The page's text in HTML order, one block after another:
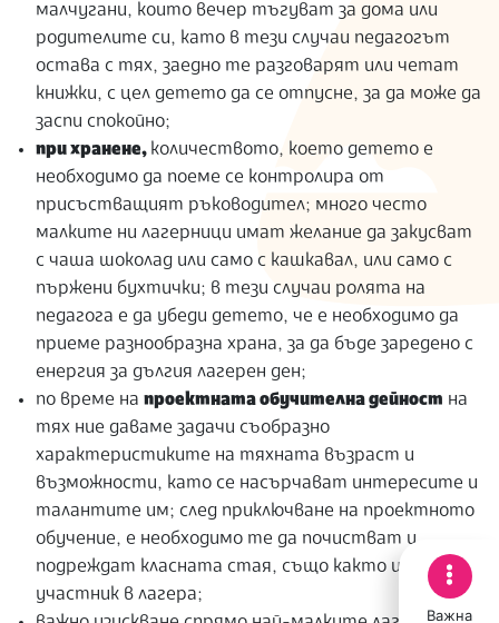
Важна
малчугани, които вечер тъгуват за дома или
родителите си, като в тези случаи педагогът
остава с тях, заедно те разговарят или четат
книжки, с цел детето да се отпусне, за да може да
заспи спокойно;
при хранене, количеството, което детето е
необходимо да поеме се контролира от
присъстващият ръководител; много често
малките ни лагерници имат желание да закусват
с чаша шоколад или само с кашкавал, или само с
пържени бухтички; в тези случаи ролята на
педагога е да убеди детето, че е необходимо да
приеме разнообразна храна, за да бъде заредено с
енергия за дългия лагерен ден;
по време напроектната обучителна дейност на
тях ние даваме задачи съобразно
характеристиките на тяхната възраст и
възможности, като се насърчават интересите и
талантите им; след приключване на проектното
обучение, е необходимо те да почистват и
подреждат класната стая, също както и всеки
участник в лагера;